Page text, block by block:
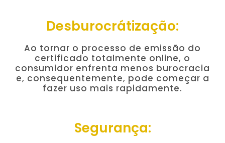
Desburocrátização:
Ao tornar o processo de emissão do
certificado totalmente online, o
consumidor enfrenta menos burocracia
e, consequentemente, pode começar a
fazer uso mais rapidamente.
Segurança: